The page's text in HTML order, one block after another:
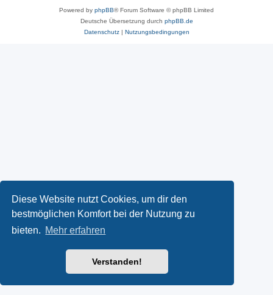
Diese Website nutzt Cookies, um dir den
bestmöglichen Komfort bei der Nutzung zu
bieten. Mehr erfahren
Verstanden!
Powered by phpBB® Forum Software © phpBB Limited
Deutsche Übersetzung durch phpBB.de
Datenschutz| Nutzungsbedingungen